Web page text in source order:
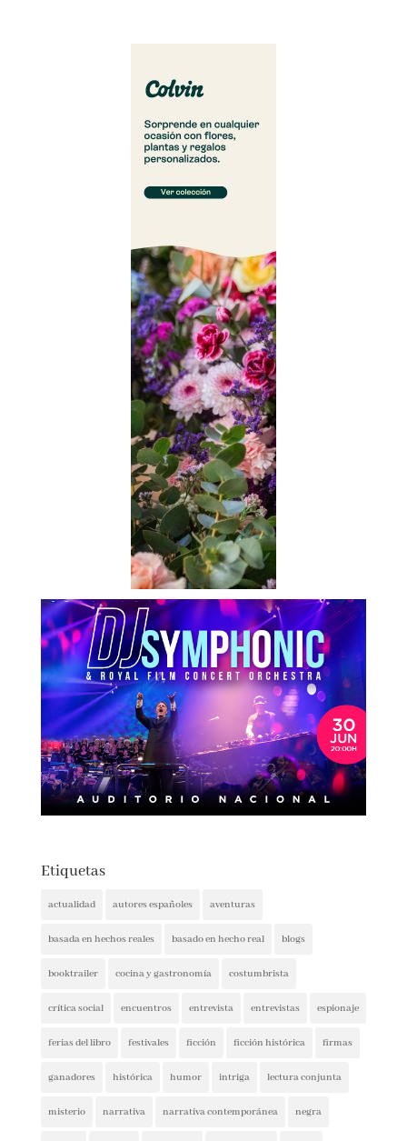
Etiquetas
actualidad autores españoles aventuras
basada en hechos reales basado en hecho real blogs
booktrailer cocina y gastronomía costumbrista
crítica social encuentros entrevista entrevistas
espionaje ferias del libro festivales ficción
ficción histórica firmas ganadores histórica humor